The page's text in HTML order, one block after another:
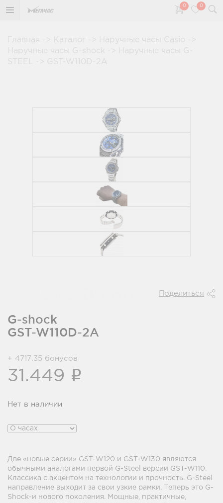
0 0
Поделиться
G-shock
GST-W110D-2A
+ 4717.35 бонусов
31.449 i
Нет в наличии
Две «новые серии» GST-W120 и GST-W130 являются
обычными аналогами первой G-Steel версии GST-W110.
Классика с акцентом на технологии и прочность. G-Steel
направление выходит за свои узкие рамки. Теперь это G-
Shock-и нового поколения. Мощные, практичные,